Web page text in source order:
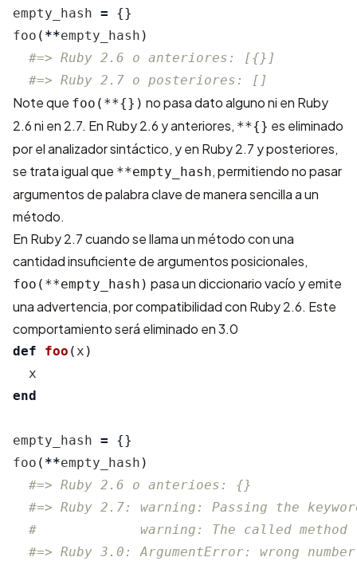
empty_hash =
{}
foo ( **empty_hash )
#=> Ruby 2.6 o anteriores: [{}]
#=> Ruby 2.7 o posteriores: []
Note que foo(**{}) no pasa dato alguno ni en Ruby
2.6 ni en 2.7. En Ruby 2.6 y anteriores, **{} es eliminado
por el analizador sintáctico, y en Ruby 2.7 y posteriores,
se trata igual que **empty_hash, permitiendo no pasar
argumentos de palabra clave de manera sencilla a un
método.
En Ruby 2.7 cuando se llama un método con una
cantidad insuficiente de argumentos posicionales,
foo(**empty_hash) pasa un diccionario vacío y emite
una advertencia, por compatibilidad con Ruby 2.6. Este
comportamiento será eliminado en 3.0
def foo ( x )
x
end
empty_hash =
{}
foo ( **empty_hash )
#=> Ruby 2.6 o anterioes: {}
#=> Ruby 2.7: warning: Passing the
#             warning: The called method
#=> Ruby 3.0: ArgumentError: wrong